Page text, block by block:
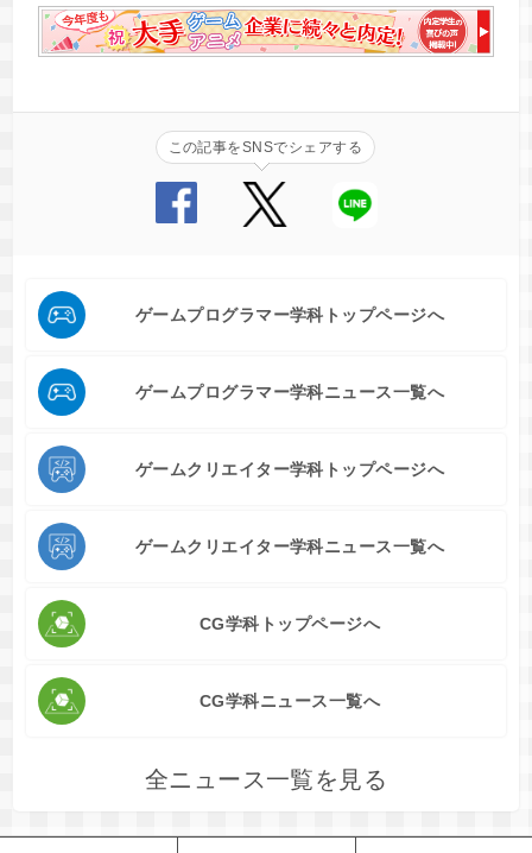
この記事をSNSでシェアする
ゲームプログラマー学科トップページへ
ゲームプログラマー学科ニュース一覧へ
ゲームクリエイター学科トップページへ
ゲームクリエイター学科ニュース一覧へ
CG学科トップページへ
CG学科ニュース一覧へ
全ニュース一覧を見る